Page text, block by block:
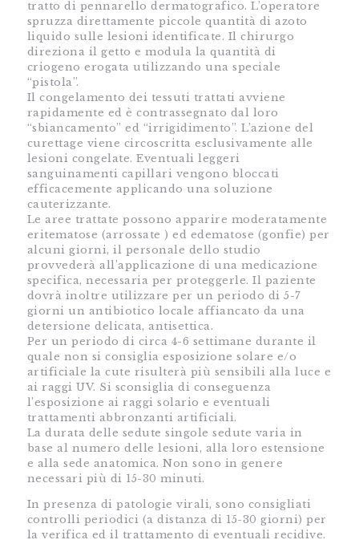
tratto di pennarello dermatografico. L’operatore
spruzza direttamente piccole quantità di azoto
liquido sulle lesioni identificate. Il chirurgo
direziona il getto e modula la quantità di
criogeno erogata utilizzando una speciale
“pistola”.
Il congelamento dei tessuti trattati avviene
rapidamente ed è contrassegnato dal loro
“sbiancamento” ed “irrigidimento”. L’azione del
curettage viene circoscritta esclusivamente alle
lesioni congelate. Eventuali leggeri
sanguinamenti capillari vengono bloccati
efficacemente applicando una soluzione
cauterizzante.
Le aree trattate possono apparire moderatamente
eritematose (arrossate ) ed edematose (gonfie) per
alcuni giorni, il personale dello studio
provvederà all’applicazione di una medicazione
specifica, necessaria per proteggerle. Il paziente
dovrà inoltre utilizzare per un periodo di 5-7
giorni un antibiotico locale affiancato da una
detersione delicata, antisettica.
Per un periodo di circa 4-6 settimane durante il
quale non si consiglia esposizione solare e/o
artificiale la cute risulterà più sensibili alla luce e
ai raggi UV. Si sconsiglia di conseguenza
l’esposizione ai raggi solario e eventuali
trattamenti abbronzanti artificiali.
La durata delle sedute singole sedute varia in
base al numero delle lesioni, alla loro estensione
e alla sede anatomica. Non sono in genere
necessari più di 15-30 minuti.
In presenza di patologie virali, sono consigliati
controlli periodici (a distanza di 15-30 giorni) per
la verifica ed il trattamento di eventuali recidive.